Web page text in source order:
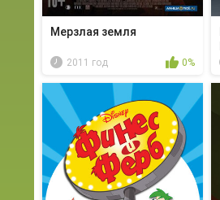
Мерзлая земля
2011 год 0%